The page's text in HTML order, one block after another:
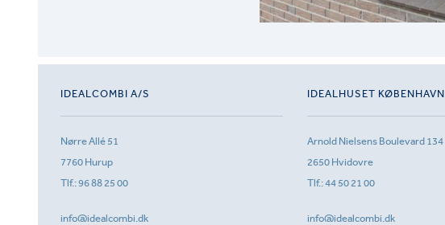
IDEALCOMBI A/S
Nørre Allé 51
7760 Hurup
Tlf.:96 88 25 00
info@idealcombi.dk
IDEALHUSET KØBENHAVN
Arnold Nielsens Boulevard 134
2650 Hvidovre
Tlf.:44 50 21 00
info@idealcombi.dk